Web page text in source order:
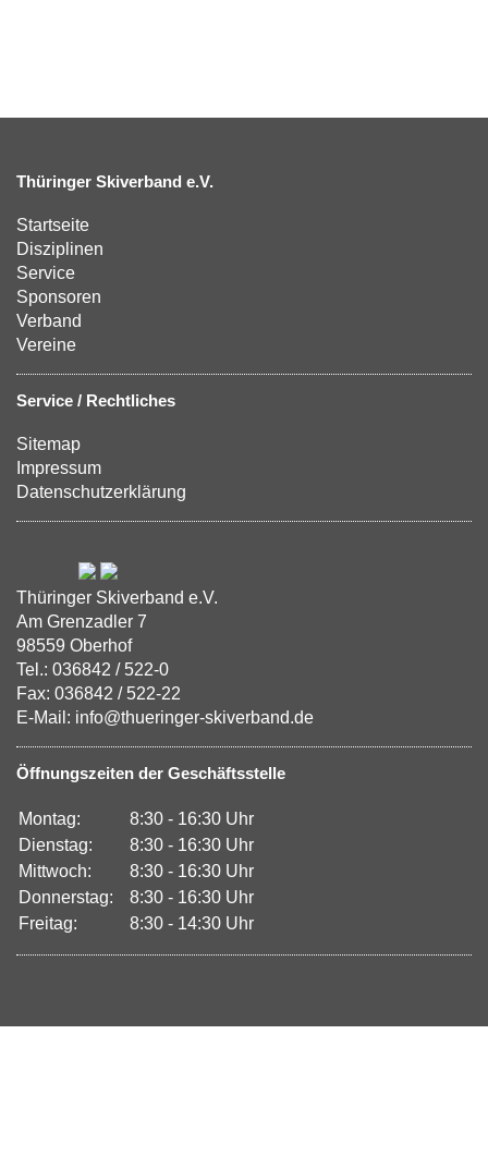
Thüringer Skiverband e.V.
Startseite
Disziplinen
Service
Sponsoren
Verband
Vereine
Service / Rechtliches
Sitemap
Impressum
Datenschutzerklärung
Thüringer Skiverband e.V.
Am Grenzadler 7
98559 Oberhof
Tel.: 036842 / 522-0
Fax: 036842 / 522-22
E-Mail: info@thueringer-skiverband.de
Öffnungszeiten der Geschäftsstelle
Montag:
8:30 - 16:30 Uhr
Dienstag:
8:30 - 16:30 Uhr
Mittwoch:
8:30 - 16:30 Uhr
Donnerstag:
8:30 - 16:30 Uhr
Freitag:
8:30 - 14:30 Uhr